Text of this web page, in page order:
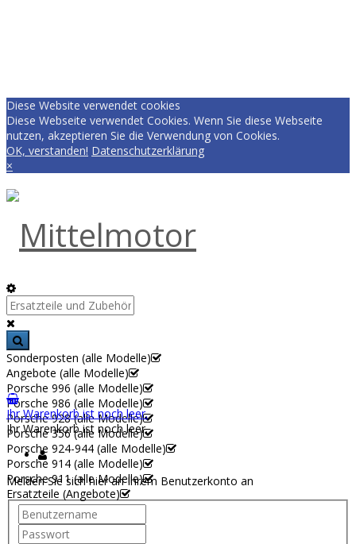
Diese Website verwendet cookies
Diese Webseite verwendet Cookies. Wenn Sie diese Webseite
nutzen, akzeptieren Sie die Verwendung von Cookies.
OK, verstanden! Datenschutzerklärung
×
Sonderposten (alle Modelle)
Angebote (alle Modelle)
Porsche 996 (alle Modelle)
Porsche 986 (alle Modelle)
Porsche 928 (alle Modelle)
Porsche 356 (alle Modelle)
Porsche 924-944 (alle Modelle)
Porsche 914 (alle Modelle)
Porsche 911 (alle Modelle)
Ersatzteile (Angebote)
Ihr Warenkorb ist noch leer.
Ihr Warenkorb ist noch leer.
Melden Sie sich hier an Ihrem Benutzerkonto an